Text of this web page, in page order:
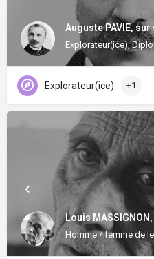
Auguste PAVIE, sur
Explorateur(ice),
Explorateur(ice) +1
Louis
Homme / femme de